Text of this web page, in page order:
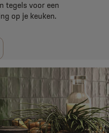
tegels voor een
op je keuken.